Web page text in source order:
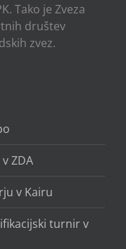
Tako je Zveza
društev
zvez.
ZDA
v Kairu
turnir v